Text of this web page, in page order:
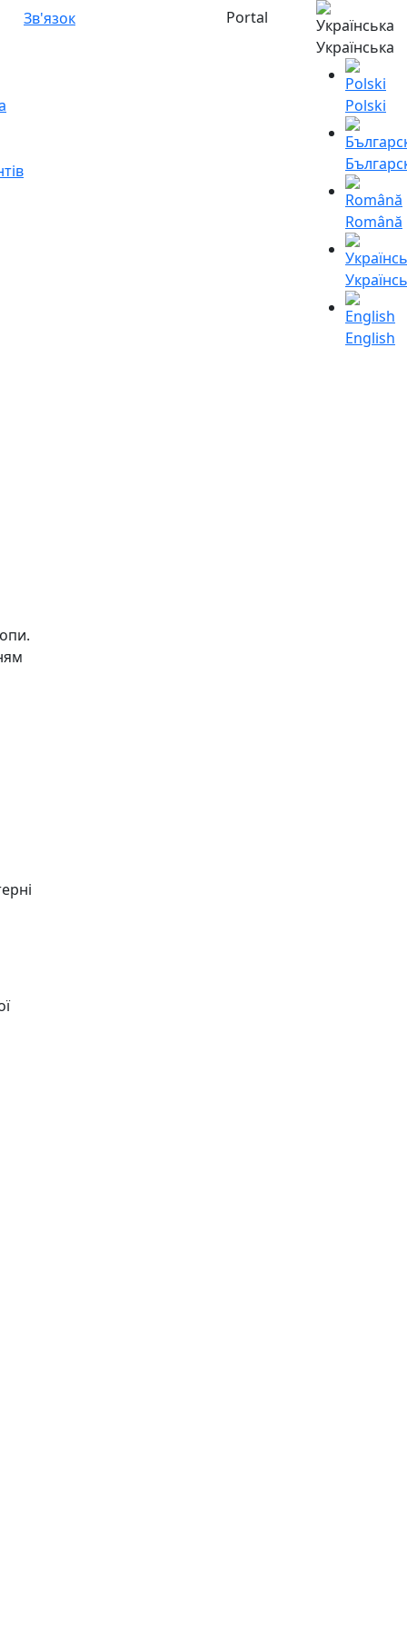
Зв'язок
Portal
Українська
Polski
Română
English